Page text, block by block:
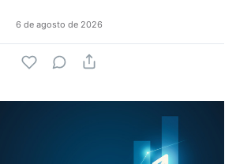
6 de agosto de 2026